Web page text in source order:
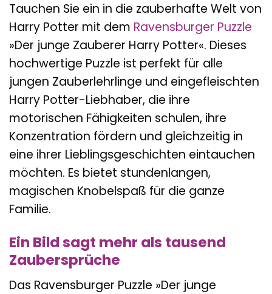
Tauchen Sie ein in die zauberhafte Welt von
Harry Potter mit dem Ravensburger Puzzle
»Der junge Zauberer Harry Potter«. Dieses
hochwertige Puzzle ist perfekt für alle
jungen Zauberlehrlinge und eingefleischten
Harry Potter-Liebhaber, die ihre
motorischen Fähigkeiten schulen, ihre
Konzentration fördern und gleichzeitig in
eine ihrer Lieblingsgeschichten eintauchen
möchten. Es bietet stundenlangen,
magischen Knobelspaß für die ganze
Familie.
Ein Bild sagt mehr als tausend
Zaubersprüche
Das Ravensburger Puzzle »Der junge